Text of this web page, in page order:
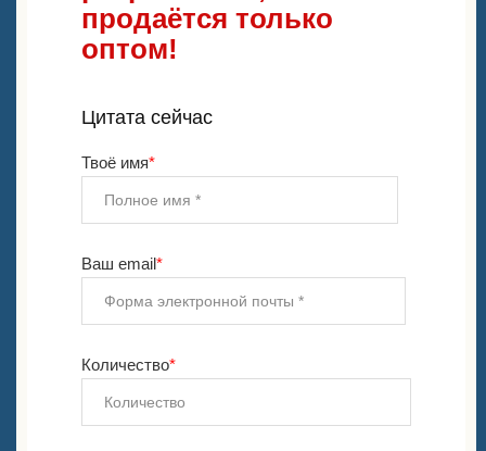
продаётся только
оптом!
Цитата сейчас
Твоё имя*
Ваш email*
Количество*